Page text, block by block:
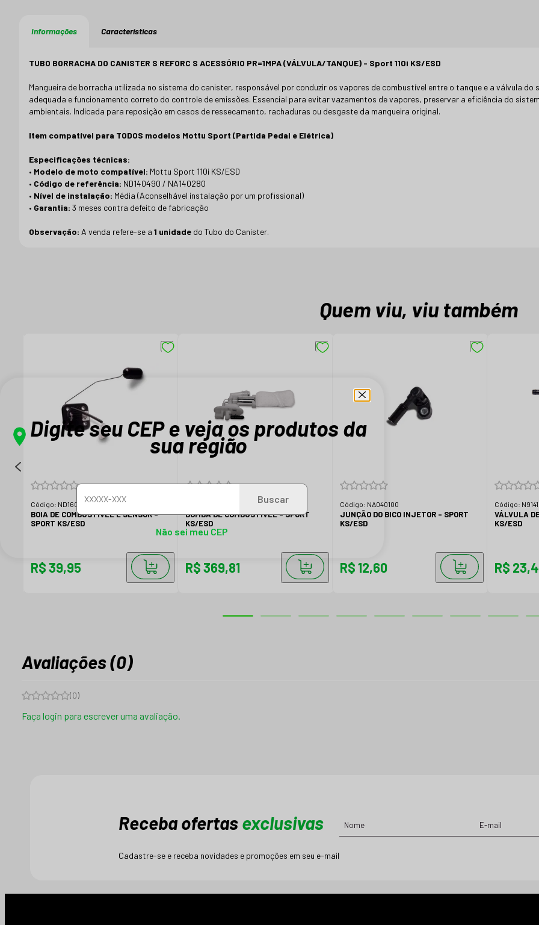
Informações Características
TUBO BORRACHA DO CANISTER S REFORC S ACESSÓRIO PR=1MPA (VÁLVULA/TANQUE) - Sport 110i KS/ESD
Mangueira de borracha utilizada no sistema do canister, responsável por conduzir os vapores de combustível entre o tanque e a válvula
adequada e funcionamento correto do controle de emissões. Essencial para evitar vazamentos de vapores, preservar a eficiência do
ambientais. Indicada para reposição em casos de ressecamento, rachaduras ou desgaste da mangueira original.
Item compatível para TODOS modelos Mottu Sport (Partida Pedal e Elétrica)
Especificações técnicas:
• Modelo de moto compatível: Mottu Sport 110i KS/ESD
• Código de referência: ND140490 / NA140280
• Nível de instalação: Média (Aconselhável instalação por um profissional)
• Garantia: 3 meses contra defeito de fabricação
Observação: A venda refere-se a 1 unidade do Tubo do Canister.
Quem viu, viu também
Código: ND160870
BOIA DE COMBUSTÍVEL E SENSOR -
SPORT KS/ESD
R$ 39,95
BOMBA DE COMBUSTÍVEL - SPORT
KS/ESD
R$ 369,81
Código: NA040100
JUNÇÃO DO BICO INJETOR - SPORT
KS/ESD
R$ 12,60
Código:
VÁLVULA
KS/ESD
R$
Avaliações (0)
(0)
Faça login para escrever uma avaliação.
Receba ofertasexclusivas
Cadastre-se e receba novidades e promoções em seu e-mail
Digite seu CEP e veja os produtos da
sua região
Buscar
Não sei meu CEP